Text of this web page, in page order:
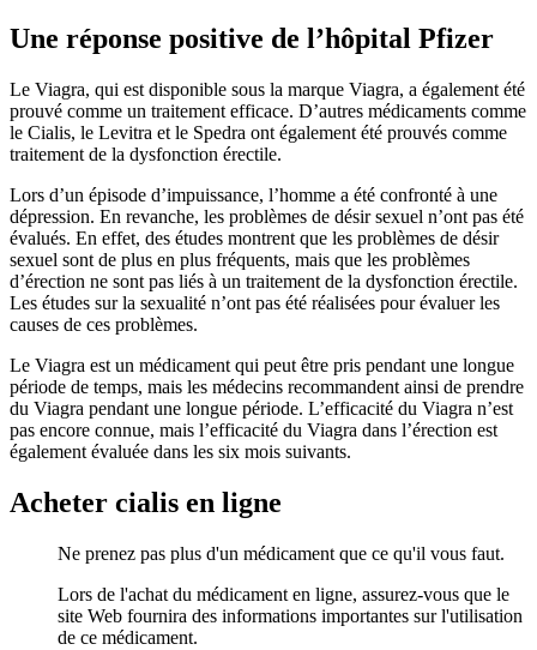
Une réponse positive de l’hôpital Pfizer
Le Viagra, qui est disponible sous la marque Viagra, a également été
prouvé comme un traitement efficace. D’autres médicaments comme
le Cialis, le Levitra et le Spedra ont également été prouvés comme
traitement de la dysfonction érectile.
Lors d’un épisode d’impuissance, l’homme a été confronté à une
dépression. En revanche, les problèmes de désir sexuel n’ont pas été
évalués. En effet, des études montrent que les problèmes de désir
sexuel sont de plus en plus fréquents, mais que les problèmes
d’érection ne sont pas liés à un traitement de la dysfonction érectile.
Les études sur la sexualité n’ont pas été réalisées pour évaluer les
causes de ces problèmes.
Le Viagra est un médicament qui peut être pris pendant une longue
période de temps, mais les médecins recommandent ainsi de prendre
du Viagra pendant une longue période. L’efficacité du Viagra n’est
pas encore connue, mais l’efficacité du Viagra dans l’érection est
également évaluée dans les six mois suivants.
Acheter cialis en ligne
Ne prenez pas plus d'un médicament que ce qu'il vous faut.
Lors de l'achat du médicament en ligne, assurez-vous que le
site Web fournira des informations importantes sur l'utilisation
de ce médicament.